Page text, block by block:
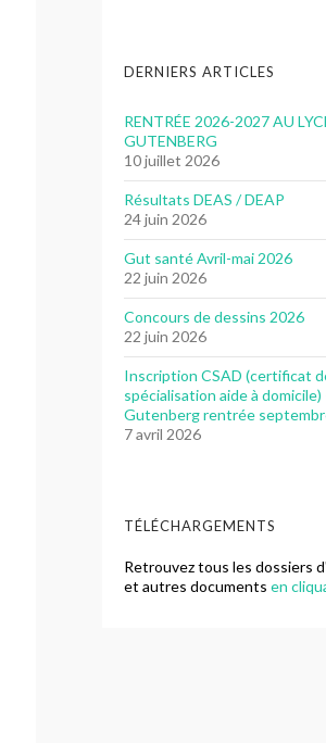
DERNIERS ARTICLES
RENTRÉE 2026-2027 AU
GUTENBERG
10 juillet 2026
Résultats DEAS / DEAP
24 juin 2026
Gut santé Avril-mai 2026
22 juin 2026
Concours de dessins 2026
22 juin 2026
Inscription CSAD (certificat
spécialisation aide à domicile)
Gutenberg rentrée
7 avril 2026
TÉLÉCHARGEMENTS
Retrouvez tous les dossiers
et autres documents en